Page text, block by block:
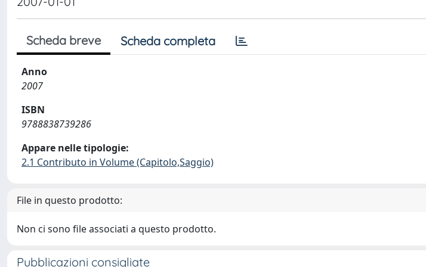
Scheda breve Scheda completa
Anno
2007
ISBN
9788838739286
Appare nelle tipologie:
2.1 Contributo in Volume (Capitolo,Saggio)
File in questo prodotto:
Non ci sono file associati a questo prodotto.
Pubblicazioni consigliate